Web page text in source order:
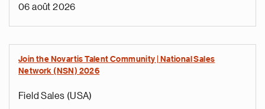
06 août 2026
Join the Novartis Talent Community | National Sales
Network (NSN) 2026
Field Sales (USA)